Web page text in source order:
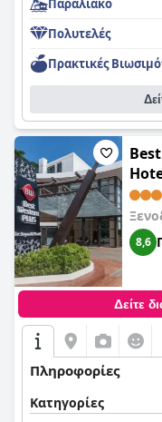
Παραλιακό
Πολυτελές
Πρακτικές
8,6
Δείτε
Πληροφορίες
Κατηγορίες